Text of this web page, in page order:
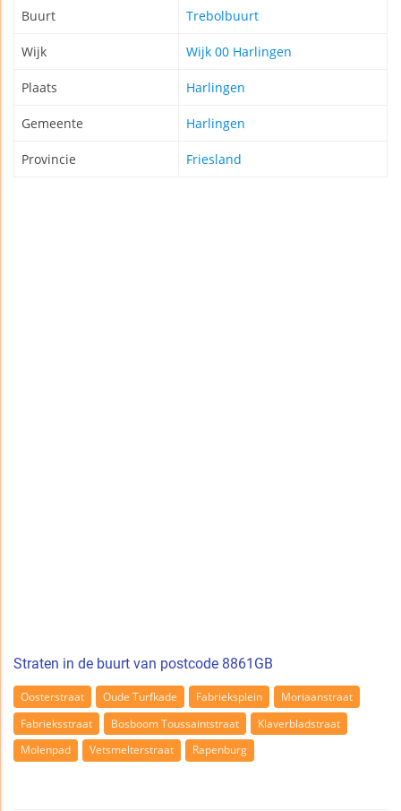
Buurt Trebolbuurt
Wijk Wijk 00 Harlingen
Plaats Harlingen
Gemeente Harlingen
Provincie Friesland
Straten in de buurt van postcode 8861GB
Oosterstraat Oude Turfkade Fabrieksplein
Moriaanstraat
Fabrieksstraat
Bosboom Toussaintstraat
Klaverbladstraat
Molenpad
Vetsmelterstraat Rapenburg